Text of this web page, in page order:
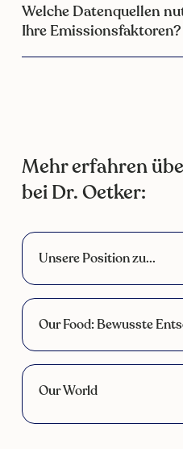
Welche Datenquellen
Ihre Emissionsfaktoren?
Mehr erfahren
bei Dr. Oetker:
Unsere Position zu...
Our Food: Bewusste
Our World